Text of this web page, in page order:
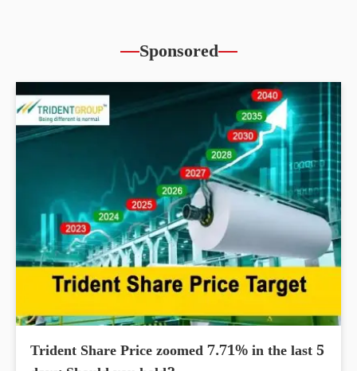
Sponsored
Trident Share Price zoomed 7.71% in the last 5